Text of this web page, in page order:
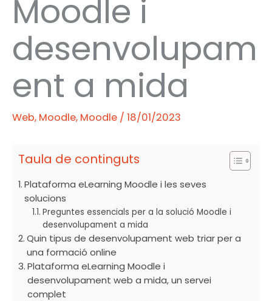
Moodle i
desenvolupam
ent a mida
Web, Moodle, Moodle / 18/01/2023
Taula de continguts
Plataforma eLearning Moodle i les seves
solucions
Preguntes essencials per a la solució Moodle i
desenvolupament a mida
Quin tipus de desenvolupament web triar per a
una formació online
Plataforma eLearning Moodle i
desenvolupament web a mida, un servei
complet